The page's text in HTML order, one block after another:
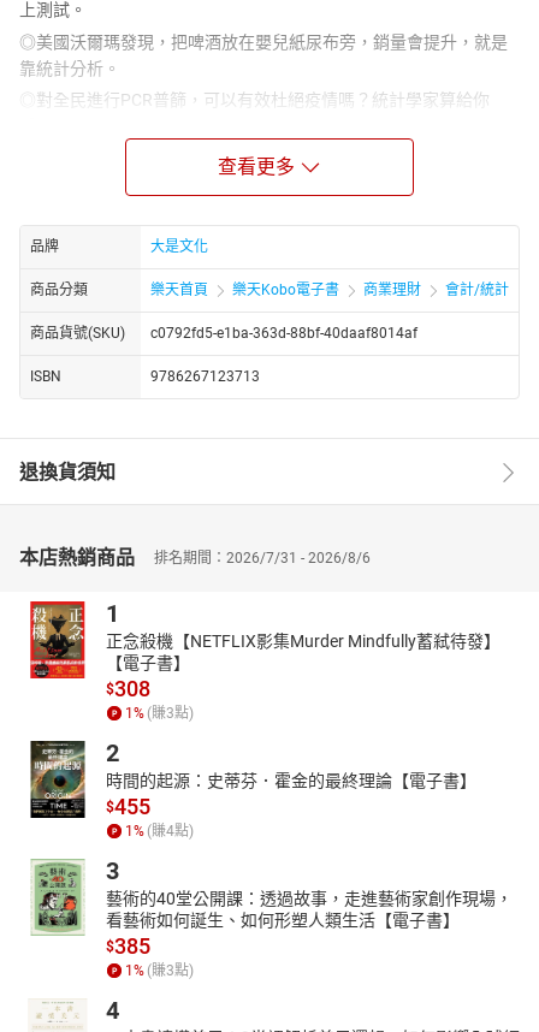
上測試。
◎美國沃爾瑪發現，把啤酒放在嬰兒紙尿布旁，銷量會提升，就是
靠統計分析。
◎對全民進行PCR普篩，可以有效杜絕疫情嗎？統計學家算給你
提到統計學，商學院學生馬上會告訴你，天呀，這根本是「大魔
假設……
既然統計這麼難讀，為何還要學？因為：
開門做生意要靠因果分析，你才會找到賺錢與賠錢的關聯性。
統計就是一種邏輯，看穿怎麼用不同圖表呈現來唬人或防止被唬。
幫你八九不離十料中事情結果，就算只用在運彩也助你發財。
平均數、中位數、常態分布、迴歸分析、費米估算……
初級統計學成了能幫你一輩子的最強武器。
◎看穿數據偏差，避開統計上的地雷
．「倖存者偏差」──
二戰期間，同盟國在那些平安完成任務的戰鬥機上，發現一個獨特
的模式，
就是機身彈孔大多集中在機體和機翼尖端，
因此軍方打算加厚這些部位的裝甲，
但有位統計學家卻認為，應該加厚未中彈部位的裝甲，為什麼？
這就是倖存者偏差的故事由來。
◎圖表的強項在於「比較」，幫你一眼看出**（穿）**資料與真相
1854年的野戰醫院十分髒亂，因感染疾病而死的士兵遠多於戰死人
這時，南丁格爾就把死亡人數的統計，從直方圖換成圓餅圖，
查看更多
品牌 大是文化
商品分類 樂天首頁 樂天Kobo電子書 商業理財 會計/統計
商品貨號(SKU) c0792fd5-e1ba-363d-88bf-40daaf8014af
ISBN 9786267123713
退換貨須知
本店熱銷商品 排名期間：2026/7/31 - 2026/8/6
1
正念殺機【NETFLIX影集Murder Mindfully蓄弒待發】
【電子書】
$308
1 % (賺3點)
2
時間的起源：史蒂芬．霍金的最終理論【電子書】
$455
1 % (賺4點)
3
藝術的40堂公開課：透過故事，走進藝術家創作現場，
看藝術如何誕生、如何形塑人類生活【電子書】
$385
1 % (賺3點)
4